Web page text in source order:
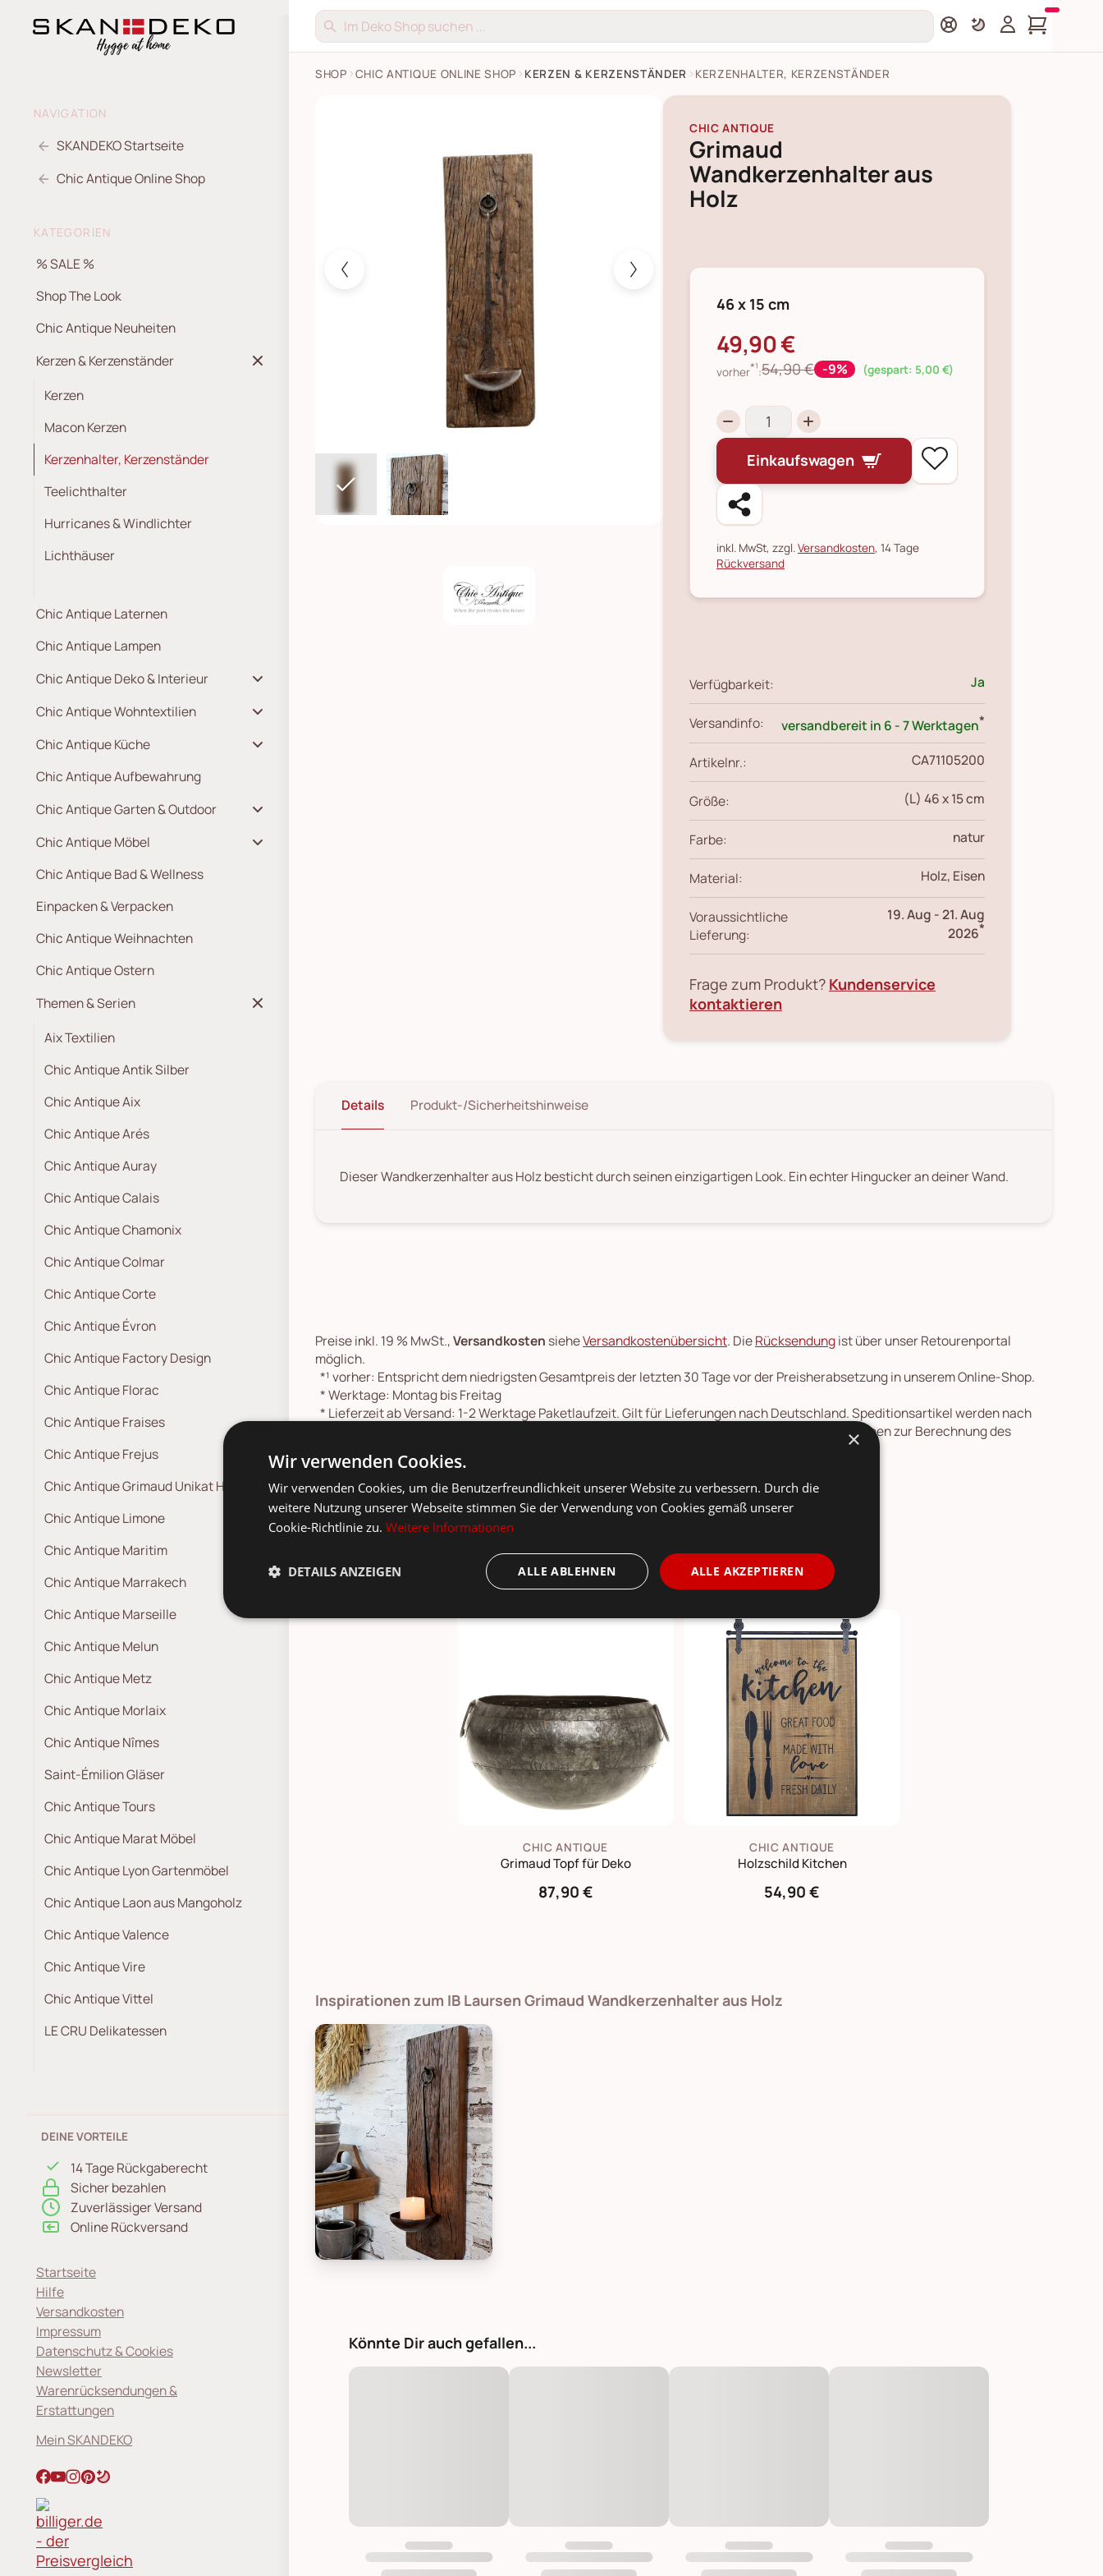
NAVIGATION
SKANDEKO Startseite
Chic Antique Online Shop
KATEGORIEN
% SALE %
Shop The Look
Chic Antique Neuheiten
Kerzen & Kerzenständer
Kerzen
Macon Kerzen
Kerzenhalter, Kerzenständer
Teelichthalter
Hurricanes & Windlichter
Lichthäuser
Chic Antique Laternen
Chic Antique Lampen
Chic Antique Deko & Interieur
Chic Antique Wohntextilien
Chic Antique Küche
Chic Antique Aufbewahrung
Chic Antique Garten & Outdoor
Chic Antique Möbel
Chic Antique Bad & Wellness
Einpacken & Verpacken
Chic Antique Weihnachten
Chic Antique Ostern
Themen & Serien
Aix Textilien
Chic Antique Antik Silber
Chic Antique Aix
Chic Antique Arés
Chic Antique Auray
Chic Antique Calais
Chic Antique Chamonix
Chic Antique Colmar
Chic Antique Corte
Chic Antique Évron
Chic Antique Factory Design
Chic Antique Florac
Chic Antique Fraises
Chic Antique Frejus
Chic Antique Grimaud Unikat Holz
Chic Antique Limone
Chic Antique Maritim
Chic Antique Marrakech
Chic Antique Marseille
Chic Antique Melun
Chic Antique Metz
Chic Antique Morlaix
Chic Antique Nîmes
Saint-Émilion Gläser
Chic Antique Tours
Chic Antique Marat Möbel
Chic Antique Lyon Gartenmöbel
Chic Antique Laon aus Mangoholz
Chic Antique Valence
Chic Antique Vire
Chic Antique Vittel
LE CRU Delikatessen
DEINE VORTEILE
14 Tage Rückgaberecht
Sicher bezahlen
Zuverlässiger Versand
Online Rückversand
Startseite
Hilfe
Versandkosten
Impressum
Datenschutz & Cookies
Newsletter
Warenrücksendungen &
Erstattungen
Mein SKANDEKO
SHOP CHIC ANTIQUE ONLINE SHOP KERZEN & KERZENSTÄNDER KERZENHALTER, KERZENSTÄNDER
CHIC ANTIQUE
Grimaud
Wandkerzenhalter aus
Holz
46 x 15 cm
49,90 €
vorher*¹:54,90 € -9% (gespart: 5,00 €)
Einkaufswagen
inkl. MwSt, zzgl. Versandkosten, 14 Tage
Rückversand
Verfügbarkeit: Ja
Versandinfo: versandbereit in 6 - 7 Werktagen*
Artikelnr.: CA71105200
Größe: (L) 46 x 15 cm
Farbe: natur
Material: Holz, Eisen
Voraussichtliche
Lieferung:
19. Aug -21. Aug
2026*
Frage zum Produkt? Kundenservice
kontaktieren
Details Produkt-/Sicherheitshinweise
Dieser Wandkerzenhalter aus Holz besticht durch seinen einzigartigen Look. Ein echter Hingucker an deiner Wand.
Preise inkl. 19 % MwSt.,Versandkosten sieheVersandkostenübersicht. DieRücksendungist über unser Retourenportal
möglich.
*¹vorher: Entspricht dem niedrigsten Gesamtpreis der letzten 30 Tage vor der Preisherabsetzung in unserem Online-Shop.
*Werktage: Montag bis Freitag
* Lieferzeit ab Versand: 1-2 Werktage Paketlaufzeit. Gilt für Lieferungen nach Deutschland. Speditionsartikel werden nach
Absprache geliefert, Sendungslaufzeit 4-6 Tage. Lieferzeiten für andere Länder und Informationen zur Berechnung des
*Speditionsartikel: Speditionskosten: siehe
CHIC ANTIQUE
Grimaud Topf für Deko
87,90 €
CHIC ANTIQUE
Holzschild Kitchen
54,90 €
Inspirationen zum IB Laursen Grimaud Wandkerzenhalter aus Holz
Könnte Dir auch gefallen...
×
Wir verwenden Cookies.
Wir verwenden Cookies, um die Benutzerfreundlichkeit unserer Website zu verbessern. Durch die
weitere Nutzung unserer Webseite stimmen Sie der Verwendung von Cookies gemäß unserer
Cookie-Richtlinie zu. Weitere Informationen
ALLE AKZEPTIEREN
ALLE ABLEHNEN
DETAILS ANZEIGEN